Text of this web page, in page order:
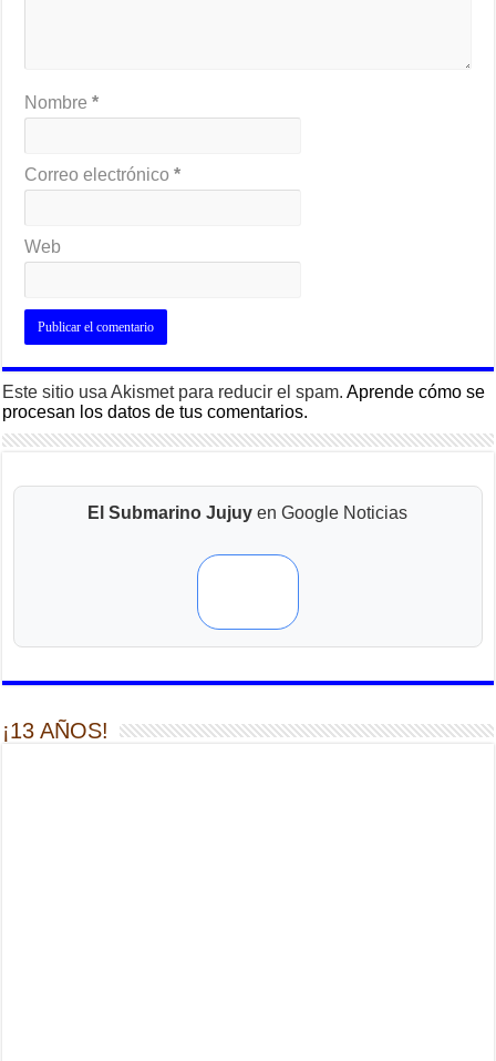
Nombre*
Correo electrónico*
Web
Este sitio usa Akismet para reducir el spam.Aprende cómo se
procesan los datos de tus comentarios.
El Submarino Jujuy en Google Noticias
¡13 AÑOS!